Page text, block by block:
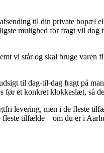
til din private bopæl
mulighed for fragt vil
vi står og skal bruge varen
til dag-til-dag fragt på
et konkret klokkeslæt, så
levering, men i de fleste
fleste tilfælde – om du er i